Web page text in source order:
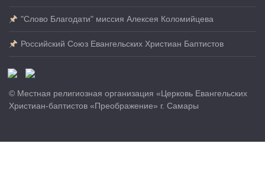
"Слово Благодати" миссия Алексея Коломийцева
Российский Союз Евангельских Христиан Баптистов
© Местная религиозная организация «Церковь Евангельских
Христиан-баптистов «Преображение» г. Самары